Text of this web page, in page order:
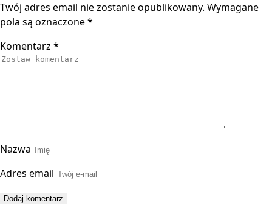
Twój adres email nie zostanie opublikowany. Wymagane
pola są oznaczone*
Komentarz *
Nazwa
Adres email